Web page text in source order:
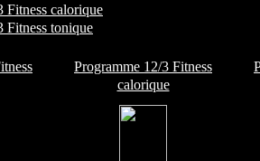
Fitness calorique
Fitness tonique
Programme 12/3 Fitness
calorique